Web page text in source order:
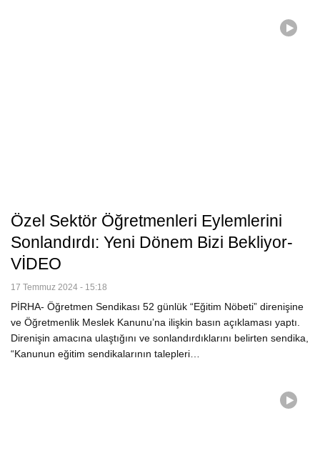
Özel Sektör Öğretmenleri Eylemlerini
Sonlandırdı: Yeni Dönem Bizi Bekliyor-
VİDEO
17 Temmuz 2024 - 15:18
PİRHA- Öğretmen Sendikası 52 günlük “Eğitim Nöbeti” direnişine
ve Öğretmenlik Meslek Kanunu’na ilişkin basın açıklaması yaptı.
Direnişin amacına ulaştığını ve sonlandırdıklarını belirten sendika,
“Kanunun eğitim sendikalarının talepleri…